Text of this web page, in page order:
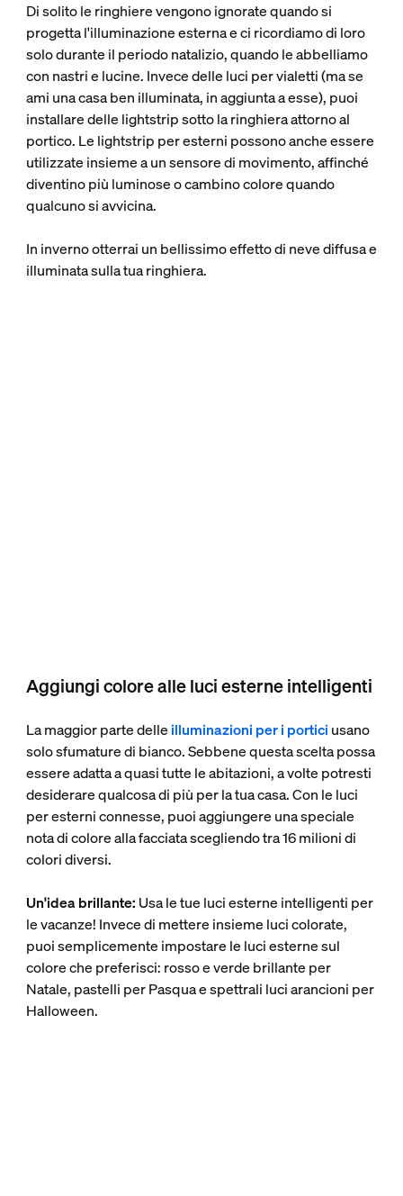
Di solito le ringhiere vengono ignorate quando si
progetta l'illuminazione esterna e ci ricordiamo di loro
solo durante il periodo natalizio, quando le abbelliamo
con nastri e lucine. Invece delle luci per vialetti (ma se
ami una casa ben illuminata, in aggiunta a esse), puoi
installare delle lightstrip sotto la ringhiera attorno al
portico. Le lightstrip per esterni possono anche essere
utilizzate insieme a un sensore di movimento, affinché
diventino più luminose o cambino colore quando
qualcuno si avvicina.
In inverno otterrai un bellissimo effetto di neve diffusa e
illuminata sulla tua ringhiera.
Aggiungi colore alle luci esterne intelligenti
La maggior parte delle illuminazioni per i portici usano
solo sfumature di bianco. Sebbene questa scelta possa
essere adatta a quasi tutte le abitazioni, a volte potresti
desiderare qualcosa di più per la tua casa. Con le luci
per esterni connesse, puoi aggiungere una speciale
nota di colore alla facciata scegliendo tra 16 milioni di
colori diversi.
Un'idea brillante: Usa le tue luci esterne intelligenti per
le vacanze! Invece di mettere insieme luci colorate,
puoi semplicemente impostare le luci esterne sul
colore che preferisci: rosso e verde brillante per
Natale, pastelli per Pasqua e spettrali luci arancioni per
Halloween.